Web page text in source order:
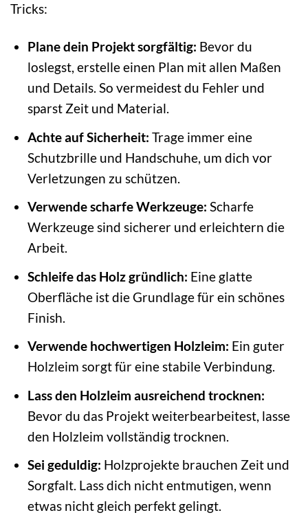
Tricks:
Plane dein Projekt sorgfältig: Bevor du
loslegst, erstelle einen Plan mit allen Maßen
und Details. So vermeidest du Fehler und
sparst Zeit und Material.
Achte auf Sicherheit: Trage immer eine
Schutzbrille und Handschuhe, um dich vor
Verletzungen zu schützen.
Verwende scharfe Werkzeuge: Scharfe
Werkzeuge sind sicherer und erleichtern die
Arbeit.
Schleife das Holz gründlich: Eine glatte
Oberfläche ist die Grundlage für ein schönes
Finish.
Verwende hochwertigen Holzleim: Ein guter
Holzleim sorgt für eine stabile Verbindung.
Lass den Holzleim ausreichend trocknen:
Bevor du das Projekt weiterbearbeitest, lasse
den Holzleim vollständig trocknen.
Sei geduldig: Holzprojekte brauchen Zeit und
Sorgfalt. Lass dich nicht entmutigen, wenn
etwas nicht gleich perfekt gelingt.